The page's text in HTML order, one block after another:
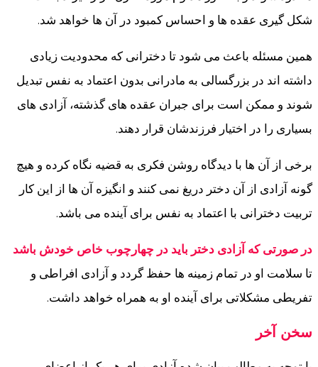
شکل گیری عقده ها و احساس کمبود در آن ها خواهد شد.
همین مسئله باعث می شود تا دخترانی که محدودیت زیادی
داشته اند در بزرگسالی به مادرانی بدون اعتماد به نفس تبدیل
شوند و ممکن است برای جبران عقده های گذشته، آزادی های
بسیاری را در اختیار فرزندشان قرار دهند.
برخی از آن ها با دیدگاه روشن فکری به قضیه نگاه کرده و هیچ
گونه آزادی از آن دختر دریغ نمی کنند و انگیزه آن ها از این کار
تربیت دخترانی با اعتماد به نفس برای آینده می باشد.
در صورتی که آزادی دختر باید در چهارچوب خاص خودش باشد
تا سلامت او در تمام زمینه ها حفظ گردد و آزادی افراطی و
تفریطی مشکلاتی برای آینده او به همراه خواهد داشت.
سخن آخر